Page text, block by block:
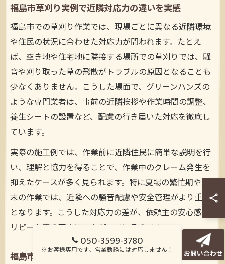
福島市草刈り実例で近隣対応力の違いを実感
福島市での草刈り作業では、現場ごとに異なる近隣環境
や住民の状況に合わせた対応力が問われます。たとえ
ば、空き地や住宅地に隣接する場所での草刈りでは、騒
音や刈り取った草の飛散がトラブルの原因となることも
少なくありません。こうした場面で、グリーンハンズの
ような専門業者は、事前の近隣挨拶や作業時間の調整、
養生シートの設置など、配慮の行き届いた対応を徹底し
ています。
実際の施工例では、作業前に近隣住民に簡単な説明を行
い、理解と協力を得ることで、作業中のクレーム発生を
抑えたケースが多く見られます。特に夏場の繁忙期や週
末の作業では、近隣への騒音配慮や安全管理がより重要
となります。こうした対応力の差が、依頼主の安心感や
リピート率の高さにつながっているのです。
福島市草刈りで近隣との良好な関係を築く
050-3599-3780
※お客様専用です、営業勧誘には対応しません！ お問い合わせ